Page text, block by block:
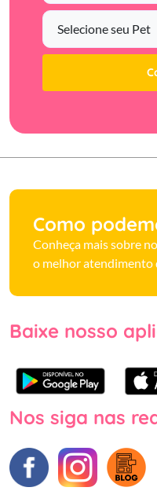
Como
Conheça mais sobre
o melhor atendimento
Baixe nosso
Nos siga nas